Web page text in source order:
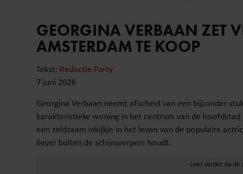
GEORGINA VERBAAN ZET
AMSTERDAM TE KOOP
Tekst: Redactie Party
7 juni 2026
Georgina Verbaan neemt afscheid van een bijzonder
karakteristieke woning in het centrum van de
een zeldzaam inkijkje in het leven van de populaire
liever buiten de schijnwerpers houdt.